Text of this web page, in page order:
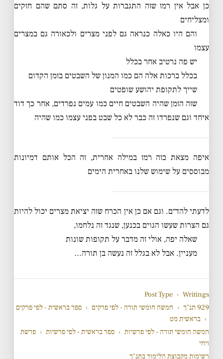
כן אבל אין רמז שזה התגברות על גלות, זה סתם שהם חזקים
ומצליחים
והם היו כאלה כנראה גם לפני מצרים ולכאורה גם במצרים
עצמו
יש פה נרטיב אחר בכלל
בכלל ברכות אלה הם כמו המנון של השבטים בזמן הקדום
שייך לתקופת יהושע שופטים
שזה הזמן שהיה השבטים חיים כמו עמים נפרדים, אחר כך דוד
איחד וגם שנפרדו זה כבר לא כל שבט בפני עצמו כמו שהיה
איפה מצאת כזה רמז במילה אחרית, זה הכל אותם דמיונות
מבוססים על שימוש שלנו באחרית הימים
לדעתי להד״ם. וגם אם כן אין הכרח שזה יציאת מצרים יכול להיות
גם הצרות שעשו הגוים בכנען, שנגד זה נלחמו,
שאלה יפה, אולי זה מדבר על תקופות שונות
מעניין. אבל לא בגלל זה נעשה בן תורה…
Post Type › Writings
929 תנ"ך
› חמשה חומשי תורה - לפי פרקים › ספר בראשית - לפי פרקים
› בראשית מט
חמשה חומשי תורה - לפי פרשיות › ספר בראשית - לפי פרשיות › פרשת
ויחי
רשימות מקבוצת הלימוד בתנ"ך